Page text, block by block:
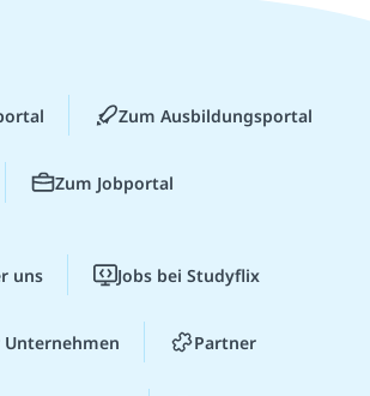
Zum Ausbildungsportal
Zum Jobportal
uns Jobs bei Studyflix
Unternehmen Partner